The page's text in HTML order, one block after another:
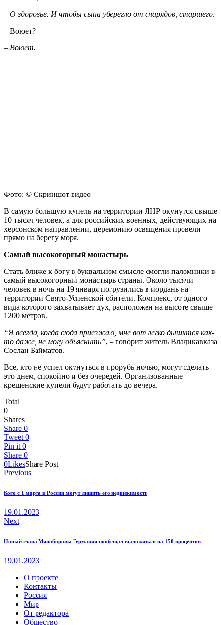
– О здоровье. И чтобы сына уберегло от снарядов, старшего.
– Воюет?
– Воюет.
Фото: © Скриншот видео
В самую большую купель на территории ЛНР окунутся свыше
10 тысяч человек, а для российских военных, действующих на
херсонском направлении, церемонию освящения провели
прямо на берегу моря.
Самый высокогорный монастырь
Стать ближе к богу в буквальном смысле смогли паломники в
самый высокогорный монастырь страны. Около тысячи
человек в ночь на 19 января погрузились в иордань на
территории Свято-Успенской обители. Комплекс, от одного
вида которого захватывает дух, расположен на высоте свыше
1200 метров.
“Я всегда, когда сюда приезжаю, мне вот легко дышится как-
то даже, не могу объяснить”, – говорит житель Владикавказа
Сослан Байматов.
Все, кто не успел окунуться в прорубь ночью, могут сделать
это днем, спокойно и без очередей. Организованные
крещенские купели будут работать до вечера.
Total
0
Shares
Share 0
Tweet 0
Pin it 0
Share 0
0LikesShare Post
Навигация
по
Previous
Кого с 1 марта в России могут лишить его недвижимости
19.01.2023
Next
Новый глава Минобороны Германии пообещал выложиться на 150 процентов
19.01.2023
О проекте
Контакты
Россия
Мир
От редактора
Общество